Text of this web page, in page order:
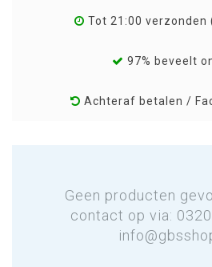
Tot 21:00 verzonden
97% beveelt
Achteraf betalen /
Geen producten
contact op via: